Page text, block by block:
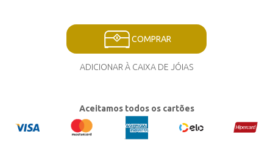
COMPRAR
ADICIONAR À CAIXA DE JÓIAS
Aceitamos todos os cartões